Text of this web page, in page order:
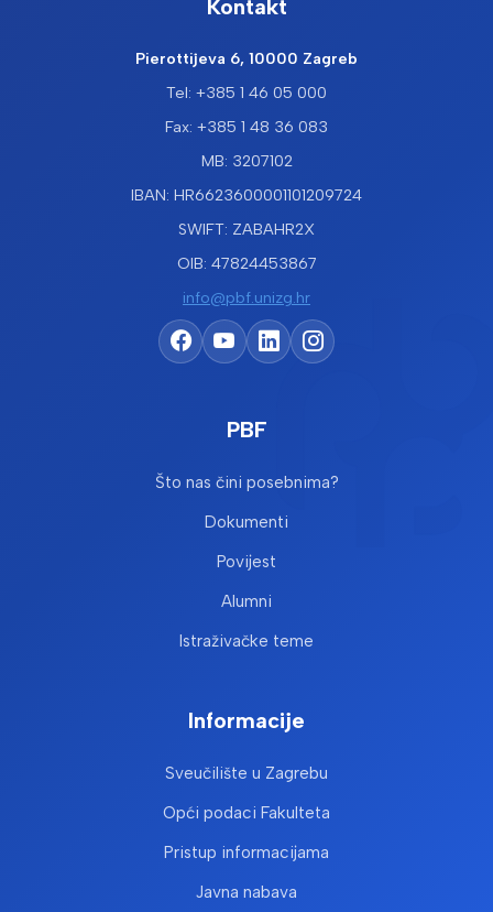
Kontakt
Pierottijeva 6, 10000 Zagreb
Tel: +385 1 46 05 000
Fax: +385 1 48 36 083
MB: 3207102
IBAN: HR6623600001101209724
SWIFT: ZABAHR2X
OIB: 47824453867
info@pbf.unizg.hr
PBF
Što nas čini posebnima?
Dokumenti
Povijest
Alumni
Istraživačke teme
Informacije
Sveučilište u Zagrebu
Opći podaci Fakulteta
Pristup informacijama
Javna nabava